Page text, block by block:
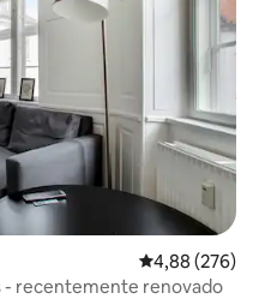
4,88 de uma
4,88 (276)
- recentemente renovado